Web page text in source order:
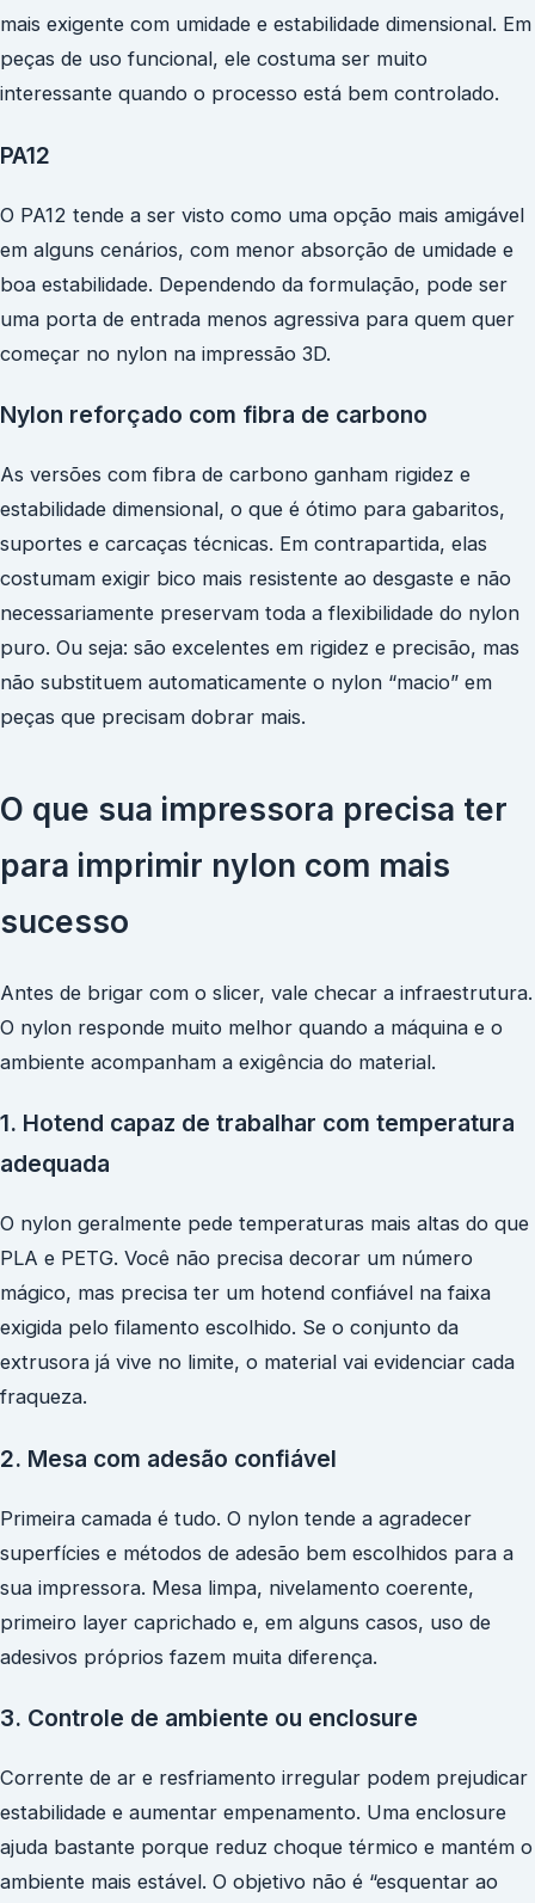
mais exigente com umidade e estabilidade dimensional. Em
peças de uso funcional, ele costuma ser muito
interessante quando o processo está bem controlado.
PA12
O PA12 tende a ser visto como uma opção mais amigável
em alguns cenários, com menor absorção de umidade e
boa estabilidade. Dependendo da formulação, pode ser
uma porta de entrada menos agressiva para quem quer
começar no nylon na impressão 3D.
Nylon reforçado com fibra de carbono
As versões com fibra de carbono ganham rigidez e
estabilidade dimensional, o que é ótimo para gabaritos,
suportes e carcaças técnicas. Em contrapartida, elas
costumam exigir bico mais resistente ao desgaste e não
necessariamente preservam toda a flexibilidade do nylon
puro. Ou seja: são excelentes em rigidez e precisão, mas
não substituem automaticamente o nylon “macio” em
peças que precisam dobrar mais.
O que sua impressora precisa ter
para imprimir nylon com mais
sucesso
Antes de brigar com o slicer, vale checar a infraestrutura.
O nylon responde muito melhor quando a máquina e o
ambiente acompanham a exigência do material.
1. Hotend capaz de trabalhar com temperatura
adequada
O nylon geralmente pede temperaturas mais altas do que
PLA e PETG. Você não precisa decorar um número
mágico, mas precisa ter um hotend confiável na faixa
exigida pelo filamento escolhido. Se o conjunto da
extrusora já vive no limite, o material vai evidenciar cada
fraqueza.
2. Mesa com adesão confiável
Primeira camada é tudo. O nylon tende a agradecer
superfícies e métodos de adesão bem escolhidos para a
sua impressora. Mesa limpa, nivelamento coerente,
primeiro layer caprichado e, em alguns casos, uso de
adesivos próprios fazem muita diferença.
3. Controle de ambiente ou enclosure
Corrente de ar e resfriamento irregular podem prejudicar
estabilidade e aumentar empenamento. Uma enclosure
ajuda bastante porque reduz choque térmico e mantém o
ambiente mais estável. O objetivo não é “esquentar ao